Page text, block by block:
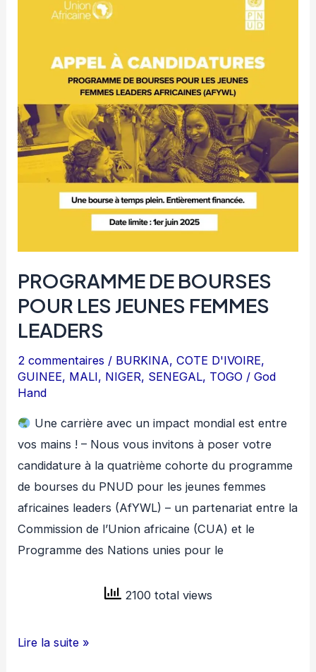
FINANCIER
PROGRAMME DE BOURSES
POUR LES JEUNES FEMMES
LEADERS
2 commentaires / BURKINA,COTE D'IVOIRE,
GUINEE, MALI, NIGER, SENEGAL, TOGO /God
Hand
Une carrière avec un impact mondial est entre
vos mains ! – Nous vous invitons à poser votre
candidature à la quatrième cohorte du programme
de bourses du PNUD pour les jeunes femmes
africaines leaders (AfYWL) – un partenariat entre la
Commission de l’Union africaine (CUA) et le
Programme des Nations unies pour le
2100 total views
PROGRAMME
Lire la suite »